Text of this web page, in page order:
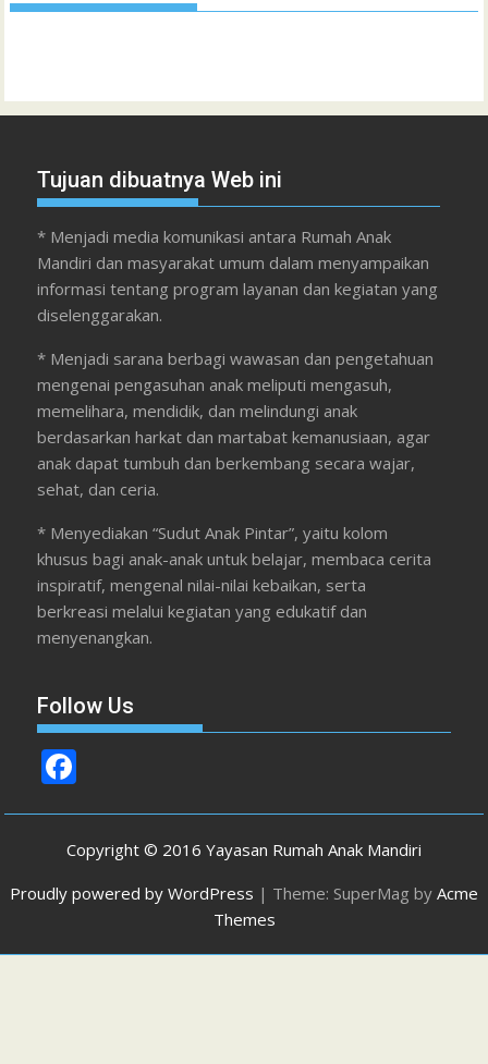
Tujuan dibuatnya Web ini
* Menjadi media komunikasi antara Rumah Anak
Mandiri dan masyarakat umum dalam menyampaikan
informasi tentang program layanan dan kegiatan yang
diselenggarakan.
* Menjadi sarana berbagi wawasan dan pengetahuan
mengenai pengasuhan anak meliputi mengasuh,
memelihara, mendidik, dan melindungi anak
berdasarkan harkat dan martabat kemanusiaan, agar
anak dapat tumbuh dan berkembang secara wajar,
sehat, dan ceria.
* Menyediakan “Sudut Anak Pintar”, yaitu kolom
khusus bagi anak-anak untuk belajar, membaca cerita
inspiratif, mengenal nilai-nilai kebaikan, serta
berkreasi melalui kegiatan yang edukatif dan
menyenangkan.
Follow Us
ac
e
b
o
Copyright © 2016 Yayasan Rumah Anak Mandiri
Proudly powered by WordPress | Theme: SuperMag by Acme
Themes